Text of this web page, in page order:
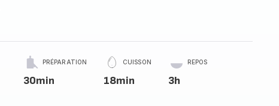
PRÉPARATION
30min
CUISSON
18min
REPOS
3h